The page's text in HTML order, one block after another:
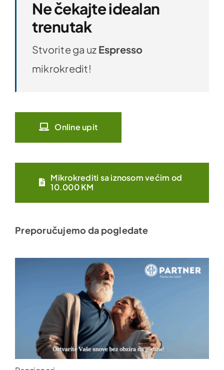
Ne čekajte idealan
trenutak
Stvorite ga uz Espresso
mikrokredit!
Online upit
Mikrokrediti sa iznosom većim od
10.000 KM
Preporučujemo da pogledate